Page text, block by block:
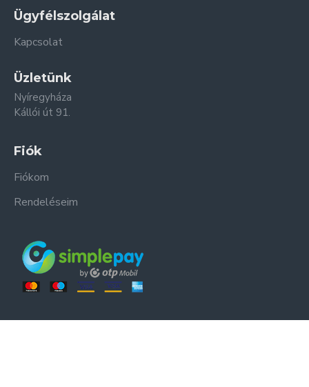
Ügyfélszolgálat
Kapcsolat
Üzletünk
Nyíregyháza
Kállói út 91.
Fiók
Fiókom
Rendeléseim